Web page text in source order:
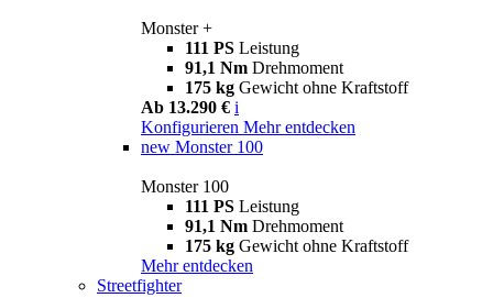
Monster +
111 PS Leistung
91,1 Nm Drehmoment
175 kg Gewicht ohne Kraftstoff
Ab 13.290 € i
Konfigurieren Mehr entdecken
new Monster 100
Monster 100
111 PS Leistung
91,1 Nm Drehmoment
175 kg Gewicht ohne Kraftstoff
Mehr entdecken
Streetfighter